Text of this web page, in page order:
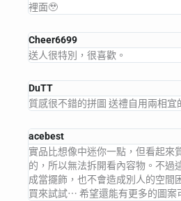
裡面🥹
Cheer6699
送人很特別，很喜歡。
DuTT
質感很不錯的拼圖 送禮自用兩相宜
acebest
實品比想像中迷你一點，但看起來
的，所以無法拆開看內容物。不過
成當擺飾，也不會造成別人的空間
買來試試⋯ 希望還能有更多的圖案